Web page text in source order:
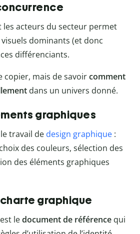
les acteurs du secteur permet
dominants (et donc
différenciants.
copier, mais de savoircomment
dans un univers donné.
graphiques
le travail de design graphique :
des couleurs, sélection des
des éléments graphiques
graphique
ledocument de référence qui